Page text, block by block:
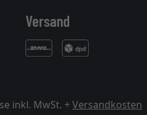
Versand
inkl. MwSt. +Versandkosten